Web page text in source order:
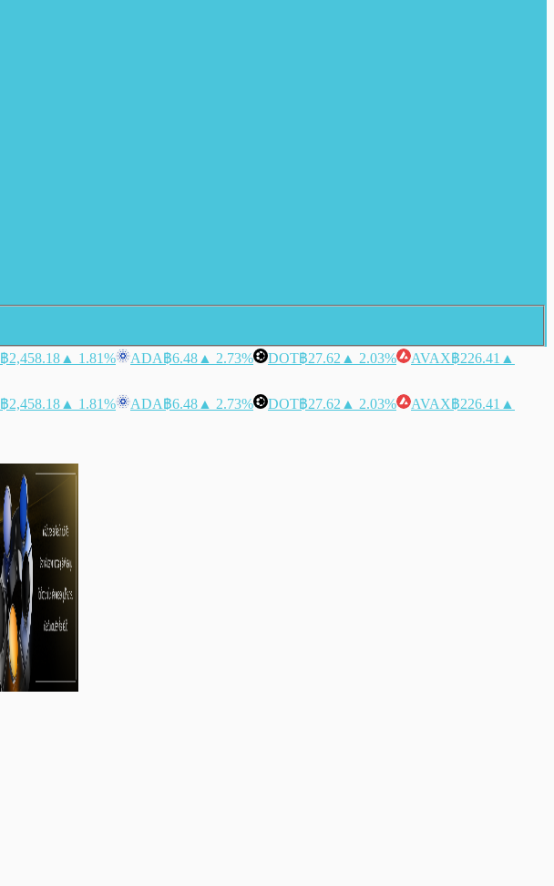
฿2,458.18 ▲ 1.81% ADA฿6.48 ▲ 2.73% DOT฿27.62 ▲ 2.03% AVAX฿226.41 ▲
฿2,458.18 ▲ 1.81% ADA฿6.48 ▲ 2.73% DOT฿27.62 ▲ 2.03% AVAX฿226.41 ▲